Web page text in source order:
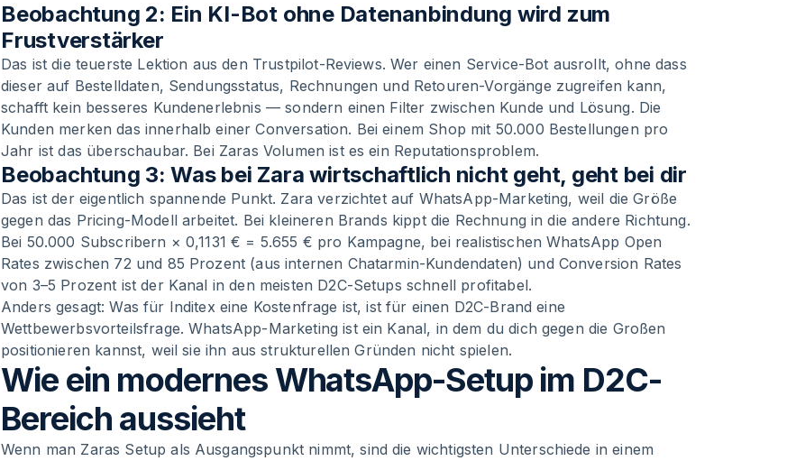
Beobachtung 2: Ein KI-Bot ohne Datenanbindung wird zum
Frustverstärker
Das ist die teuerste Lektion aus den Trustpilot-Reviews. Wer einen Service-Bot ausrollt, ohne dass
dieser auf Bestelldaten, Sendungsstatus, Rechnungen und Retouren-Vorgänge zugreifen kann,
schafft kein besseres Kundenerlebnis — sondern einen Filter zwischen Kunde und Lösung. Die
Kunden merken das innerhalb einer Conversation. Bei einem Shop mit 50.000 Bestellungen pro
Jahr ist das überschaubar. Bei Zaras Volumen ist es ein Reputationsproblem.
Beobachtung 3: Was bei Zara wirtschaftlich nicht geht, geht bei dir
Das ist der eigentlich spannende Punkt. Zara verzichtet auf WhatsApp-Marketing, weil die Größe
gegen das Pricing-Modell arbeitet. Bei kleineren Brands kippt die Rechnung in die andere Richtung.
Bei 50.000 Subscribern × 0,1131 € = 5.655 € pro Kampagne, bei realistischen WhatsApp Open
Rates zwischen 72 und 85 Prozent (aus internen Chatarmin-Kundendaten) und Conversion Rates
von 3–5 Prozent ist der Kanal in den meisten D2C-Setups schnell profitabel.
Anders gesagt: Was für Inditex eine Kostenfrage ist, ist für einen D2C-Brand eine
Wettbewerbsvorteilsfrage. WhatsApp-Marketing ist ein Kanal, in dem du dich gegen die Großen
positionieren kannst, weil sie ihn aus strukturellen Gründen nicht spielen.
Wie ein modernes WhatsApp-Setup im D2C-
Bereich aussieht
Wenn man Zaras Setup als Ausgangspunkt nimmt, sind die wichtigsten Unterschiede in einem